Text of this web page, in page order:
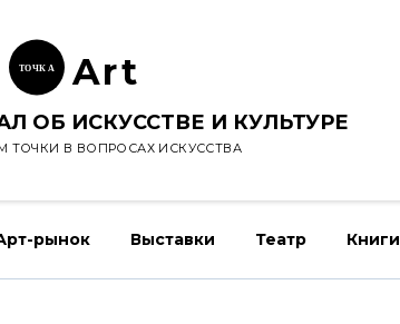
ТОЧК А Art
ОБ ИСКУССТВЕ И КУЛЬТУРЕ
ТОЧКИ В ВОПРОСАХ ИСКУССТВА
рынок Выставки Театр Книги